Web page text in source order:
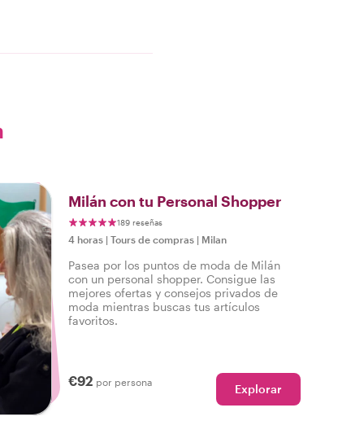
Milán con tu Personal Shopper
189 reseñas
4 horas | Tours de compras | Milan
Pasea por los puntos de moda de Milán
con un personal shopper. Consigue las
mejores ofertas y consejos privados de
moda mientras buscas tus artículos
favoritos.
€92 por persona Explorar